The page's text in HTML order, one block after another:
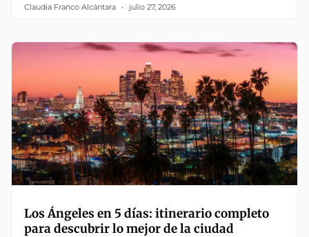
Claudia Franco Alcántara julio 27, 2026
Los Ángeles en 5 días: itinerario completo
para descubrir lo mejor de la ciudad